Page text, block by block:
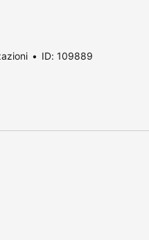
ID: 109889